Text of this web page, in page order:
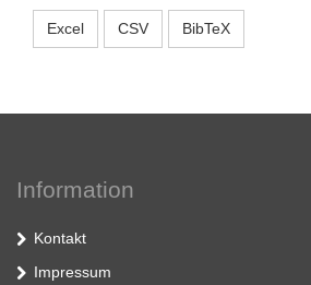
Excel CSV BibTeX
Information
Kontakt
Impressum